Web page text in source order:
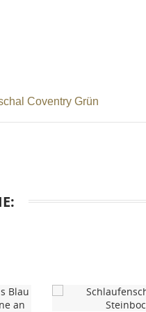
Coventry Grün